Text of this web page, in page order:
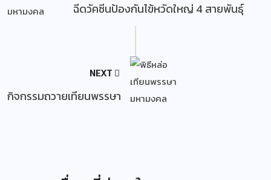
ฉีดวัคซีนป้องกันไข้หวัดใหญ่ 4 สายพันธุ์
NEXT
กิจกรรมถวายเทียนพรรษา